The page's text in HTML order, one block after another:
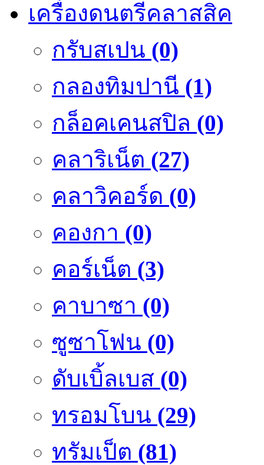
เครื่องดนตรีคลาสสิค
กรับสเปน (0)
กลองทิมปานี (1)
กล็อคเคนสปิล (0)
คลาริเน็ต (27)
คลาวิคอร์ด (0)
คองกา (0)
คอร์เน็ต (3)
คาบาซา (0)
ซูซาโฟน (0)
ดับเบิ้ลเบส (0)
ทรอมโบน (29)
ทรัมเป็ต (81)